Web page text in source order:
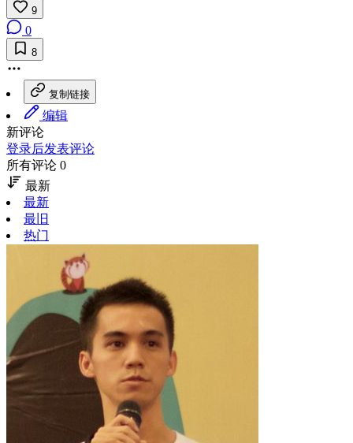
9
0
8
复制链接
编辑
新评论
登录后发表评论
所有评论 0
最新
最新
最旧
热门